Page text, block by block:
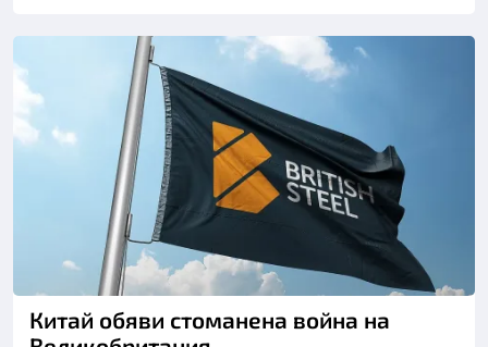
Китай обяви стоманена война на